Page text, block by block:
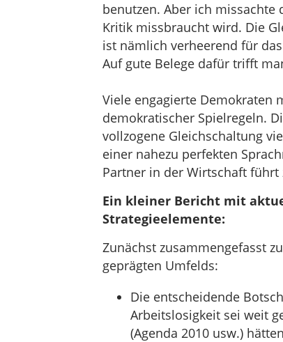
benutzen. Aber ich missachte
Kritik missbraucht wird. Die
ist nämlich verheerend für
Auf gute Belege dafür trifft
Viele engagierte Demokraten
demokratischer Spielregeln.
vollzogene Gleichschaltung
einer nahezu perfekten
Partner in der Wirtschaft
Ein kleiner Bericht mit
Strategieelemente:
Zunächst zusammengefasst
geprägten Umfelds:
Die entscheidende
Arbeitslosigkeit sei weit
(Agenda 2010 usw.)